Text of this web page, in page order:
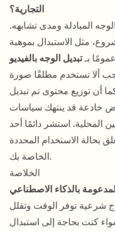
التجارية؟
المبادلة ومدى تشابهه.
مثل الاستبدال بموهبة
بـتبديل الوجه بالفيديو
ألا تستخدم مطلقًا صورة
أن توزيع محتوى تم تبديل
خادعة قد ينتهك سياسات
المحلية. استشر دائمًا أحد
بحالة الاستخدام المحددة
الخاصة بك.
الخلاصة
بالذكاء الاصطناعي
شرعية توفر الوقت وتقلل
كنت بحاجة إلى استبدال